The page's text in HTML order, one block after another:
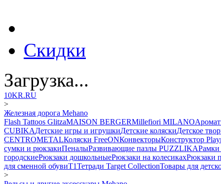
Скидки
Загрузка...
10KR.RU
>
Железная дорога Mehano
Flash Tattoos GlitzaMAISON BERGERMillefiori MILANO
CUBIKAДетские игры и игрушкиДетские коляскиДетское
CENTROMETALКоляски FreeONКонвекторыКонструктор
сумки и рюкзакиПеналыРазвивающие пазлы PUZZLIKAРамки
городскиеРюкзаки дошкольныеРюкзаки на колесикахРюкзаки
для сменной обувиТ1Тетради Target CollectionТовары для
>